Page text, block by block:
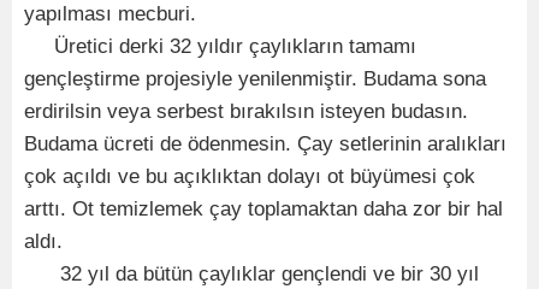
yapılması mecburi.
Üretici derki 32 yıldır çaylıkların tamamı
gençleştirme projesiyle yenilenmiştir. Budama sona
erdirilsin veya serbest bırakılsın isteyen budasın.
Budama ücreti de ödenmesin. Çay setlerinin aralıkları
çok açıldı ve bu açıklıktan dolayı ot büyümesi çok
arttı. Ot temizlemek çay toplamaktan daha zor bir hal
aldı.
32 yıl da bütün çaylıklar gençlendi ve bir 30 yıl